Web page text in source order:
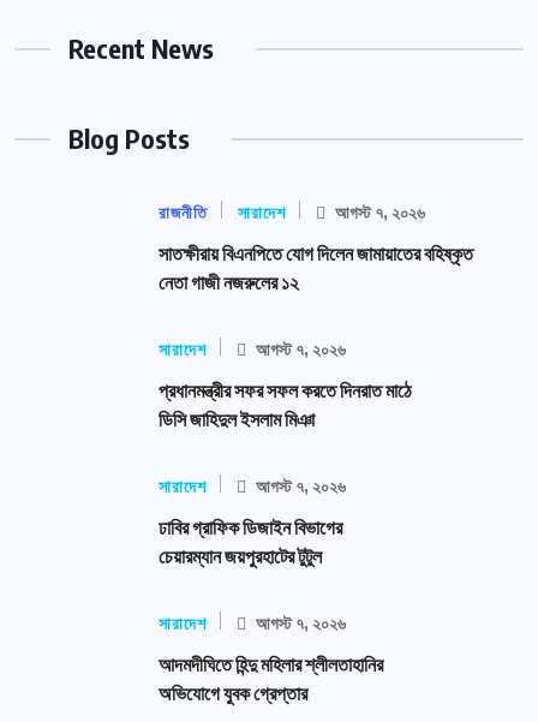
Recent News
Blog Posts
রাজনীতি সারাদেশ আগস্ট ৭, ২০২৬
সাতক্ষীরায় বিএনপিতে যোগ দিলেন জামায়াতের বহিষ্কৃত
নেতা গাজী নজরুলের ১২
সারাদেশ আগস্ট ৭, ২০২৬
প্রধানমন্ত্রীর সফর সফল করতে দিনরাত মাঠে
ডিসি জাহিদুল ইসলাম মিঞা
সারাদেশ আগস্ট ৭, ২০২৬
ঢাবির গ্রাফিক ডিজাইন বিভাগের
চেয়ারম্যান জয়পুরহাটের টুটুল
সারাদেশ আগস্ট ৭, ২০২৬
আদমদীঘিতে হিন্দু মহিলার শ্লীলতাহানির
অভিযোগে যুবক গ্রেপ্তার